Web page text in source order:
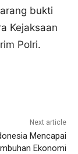
bukti
Kejaksaan
Polri.
Next article
Mencapai
Ekonomi